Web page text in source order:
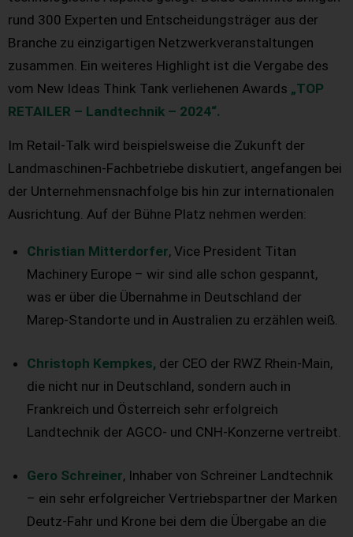
rund 300 Experten und Entscheidungsträger aus der
Branche zu einzigartigen Netzwerkveranstaltungen
zusammen. Ein weiteres Highlight ist die Vergabe des
vom New Ideas Think Tank verliehenen Awards „TOP
RETAILER – Landtechnik – 2024“.
Im Retail-Talk wird beispielsweise die Zukunft der
Landmaschinen-Fachbetriebe diskutiert, angefangen bei
der Unternehmensnachfolge bis hin zur internationalen
Ausrichtung. Auf der Bühne Platz nehmen werden:
Christian Mitterdorfer, Vice President Titan
Machinery Europe – wir sind alle schon gespannt,
was er über die Übernahme in Deutschland der
Marep-Standorte und in Australien zu erzählen weiß.
Christoph Kempkes, der CEO der RWZ Rhein-Main,
die nicht nur in Deutschland, sondern auch in
Frankreich und Österreich sehr erfolgreich
Landtechnik der AGCO- und CNH-Konzerne vertreibt.
Gero Schreiner, Inhaber von Schreiner Landtechnik
– ein sehr erfolgreicher Vertriebspartner der Marken
Deutz-Fahr und Krone bei dem die Übergabe an die